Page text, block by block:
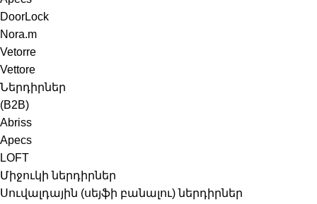
DoorLock
Nora.m
Vetorre
Vettore
Ներդիրներ
(B2B)
Abriss
Apecs
LOFT
Միջուկի ներդիրներ
Սուվալդային (սեյֆի բանալու) ներդիրներ